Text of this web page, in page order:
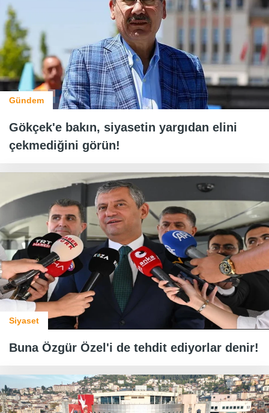
Gündem
Gökçek'e bakın, siyasetin yargıdan elini
çekmediğini görün!
Siyaset
Buna Özgür Özel'i de tehdit ediyorlar denir!